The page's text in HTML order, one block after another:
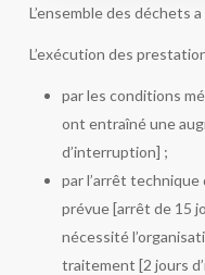
L’ensemble des déchets
L’exécution des
par les conditions
ont entraîné une
d’interruption] ;
par l’arrêt
prévue [arrêt de 15
nécessité
traitement [2 jours